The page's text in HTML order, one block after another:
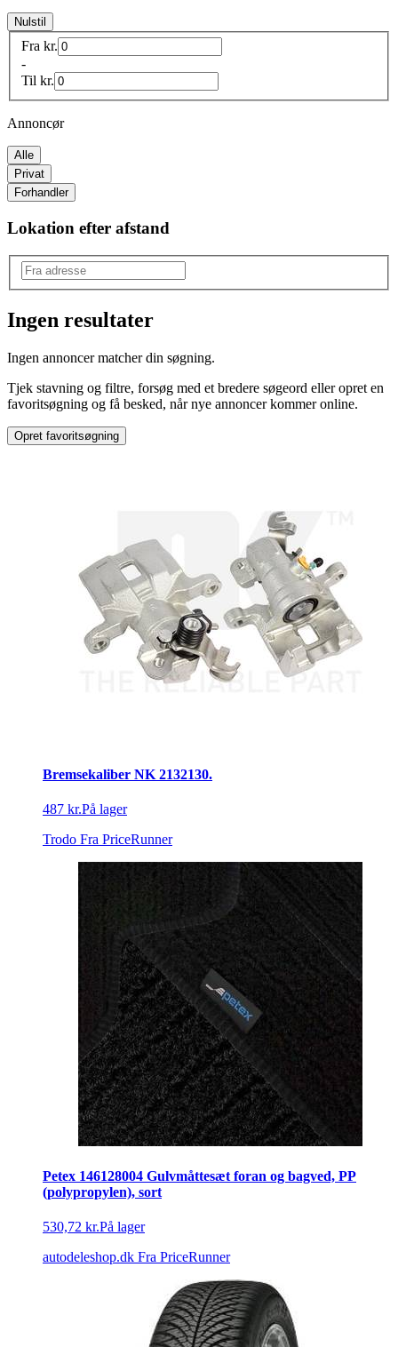
Nulstil
Fra kr.
-
Til kr.
Annoncør
Alle
Privat
Forhandler
Lokation efter afstand
Land Cruiser
Ingen resultater
Ingen annoncer matcher din søgning.
Tjek stavning og filtre, forsøg med et bredere søgeord eller opret en
favoritsøgning og få besked, når nye annoncer kommer online.
Opret favoritsøgning
Bremsekaliber NK 2132130.
487 kr.På lager
Trodo Fra PriceRunner
Petex 146128004 Gulvmåttesæt foran og bagved, PP
(polypropylen), sort
530,72 kr.På lager
autodeleshop.dk Fra PriceRunner